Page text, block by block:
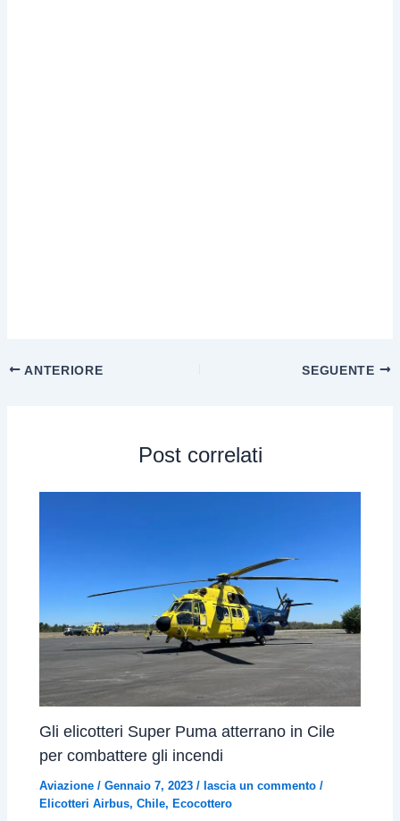
ANTERIORE SEGUENTE
Post correlati
Gli elicotteri Super Puma atterrano in Cile
per combattere gli incendi
Aviazione /Gennaio 7, 2023/ lascia un commento /
Elicotteri Airbus,Chile, Ecocottero